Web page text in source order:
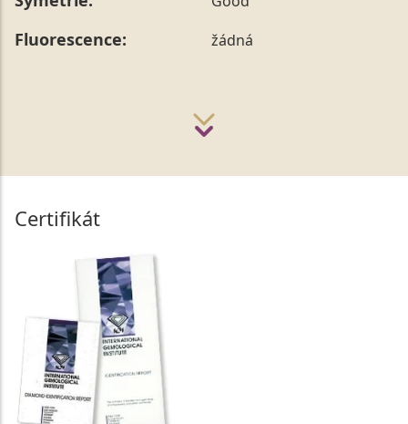
Fluorescence: žádná
Certifikát